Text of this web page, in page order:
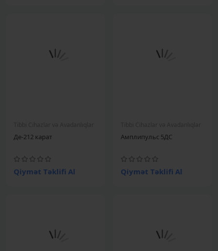
Де-212 карат
Qiymət Təklifi Al
Амплипульс 5ДС
Qiymət Təklifi Al